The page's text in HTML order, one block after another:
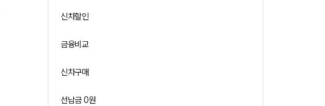
신차할인
금융비교
신차구매
선납금 0원